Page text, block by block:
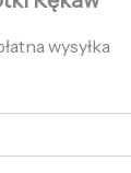
wysyłka